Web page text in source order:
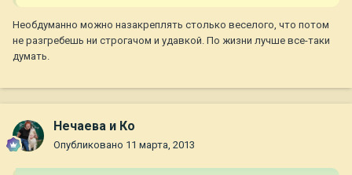
Необдуманно можно назакреплять столько веселого, что потом
не разгребешь ни строгачом и удавкой. По жизни лучше все-таки
думать.
Нечаева и Ко
Опубликовано 11 марта, 2013